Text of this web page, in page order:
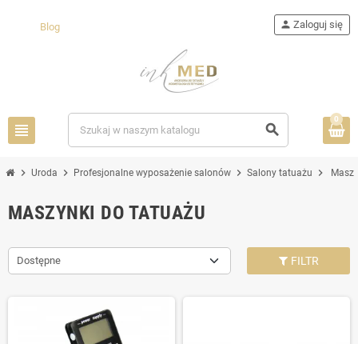
Blog
view_headline search
person Zaloguj się
0
chevron_right Uroda chevron_right Profesjonalne wyposażenie salonów chevron_right Salony tatuażu chevron_right
MASZYNKI DO TATUAŻU
Dostępne FILTR